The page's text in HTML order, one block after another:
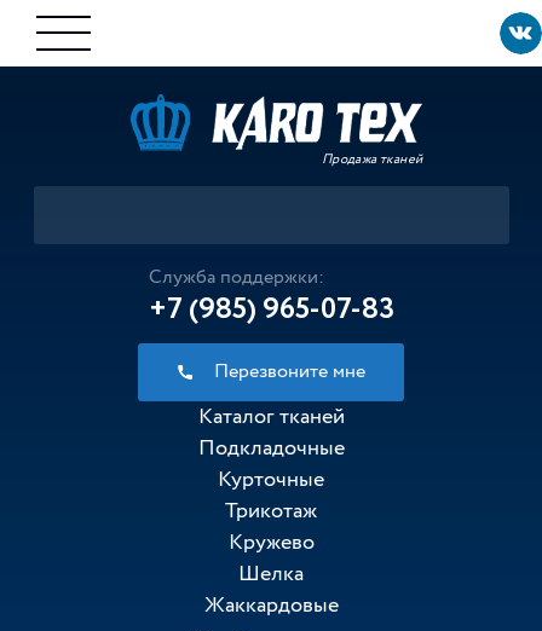
Продажа тканей
Служба поддержки:
+7 (985) 965-07-83
Перезвоните мне
Каталог тканей
Подкладочные
Курточные
Трикотаж
Кружево
Шелка
Жаккардовые